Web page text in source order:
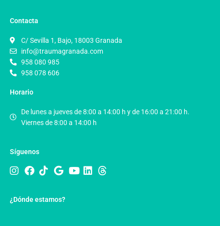
Contacta
C/ Sevilla 1, Bajo, 18003 Granada
info@traumagranada.com
958 080 985
958 078 606
Horario
De lunes a jueves de 8:00 a 14:00 h y de 16:00 a 21:00 h.
Viernes de 8:00 a 14:00 h
Síguenos
¿Dónde estamos?